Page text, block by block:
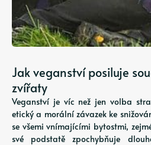
Jak veganství posiluje
zvířaty
Veganství je víc než jen volba
etický a morální závazek ke
se všemi vnímajícími bytostmi,
své podstatě zpochybňuje